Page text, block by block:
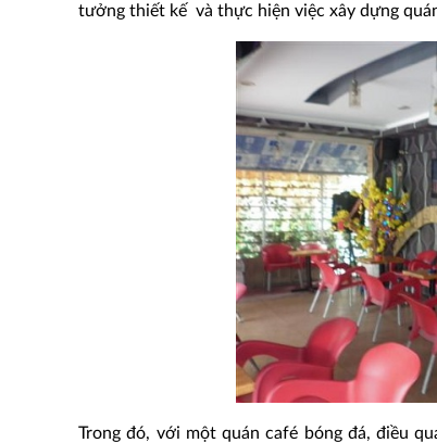
tưởng thiết kế và thực hiện việc xây dựng
Trong đó, với một quán café bóng đá, điều